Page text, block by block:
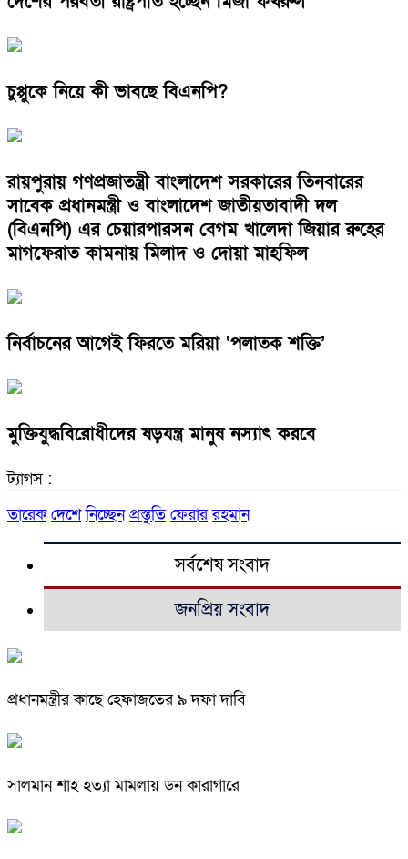
চুপ্পুকে নিয়ে কী ভাবছে বিএনপি?
রায়পুরায় গণপ্রজাতন্ত্রী বাংলাদেশ সরকারের তিনবারের
সাবেক প্রধানমন্ত্রী ও বাংলাদেশ জাতীয়তাবাদী দল
(বিএনপি) এর চেয়ারপারসন বেগম খালেদা জিয়ার রুহের
মাগফেরাত কামনায় মিলাদ ও দোয়া মাহফিল
নির্বাচনের আগেই ফিরতে মরিয়া ‘পলাতক শক্তি’
মুক্তিযুদ্ধবিরোধীদের ষড়যন্ত্র মানুষ নস্যাৎ করবে
ট্যাগস :
তারেক দেশে নিচ্ছেন প্রস্তুতি ফেরার রহমান
সর্বশেষ সংবাদ
জনপ্রিয় সংবাদ
প্রধানমন্ত্রীর কাছে হেফাজতের ৯ দফা দাবি
সালমান শাহ হত্যা মামলায় ডন কারাগারে